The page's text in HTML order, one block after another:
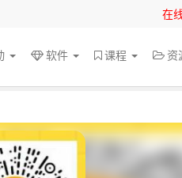
在
软件 课程 资